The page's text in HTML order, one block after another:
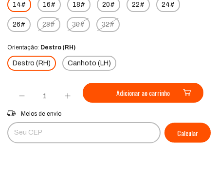
14# 16# 18# 20# 22# 24#
26# 28# 30# 32#
Orientação: Destro (RH)
Destro (RH) Canhoto (LH)
Entregas para o CEP:
Meios de envio
Calcular